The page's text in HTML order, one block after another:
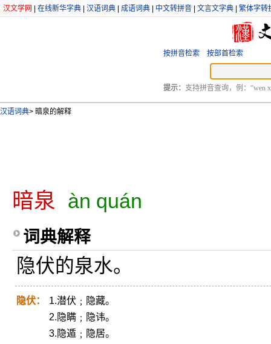
汉文学网 在线新华字典 汉语词典 成语词典 中文转拼音 文言文字典 繁体字转
按拼音检索 按部首检索
提示： 支持拼音查询，例：“wen
汉语词典> 暗泉的解释
暗泉 àn quán
词典解释
隐伏的泉水。
隐伏：
1.潜伏﹔隐藏。
2.隐瞒﹔隐讳。
3.隐遁﹔隐居。